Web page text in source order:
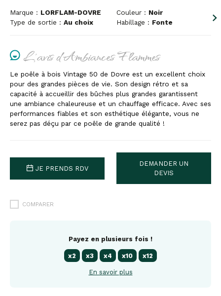
Marque : LORFLAM-DOVRE
Type de sortie : Au choix
Couleur : Noir
Habillage : Fonte
L'avis d'Ambiances Flammes
Le poêle à bois Vintage 50 de Dovre est un excellent choix
pour des grandes pièces de vie. Son design rétro et sa
capacité à accueillir des bûches plus grandes garantissent
une ambiance chaleureuse et un chauffage efficace. Avec ses
performances fiables et son esthétique élégante, vous ne
serez pas déçu par ce poêle de grande qualité !
JE PRENDS RDV
DEMANDER UN
DEVIS
COMPARER
Payez en plusieurs fois !
x2 x3 x4 x10 x12
En savoir plus